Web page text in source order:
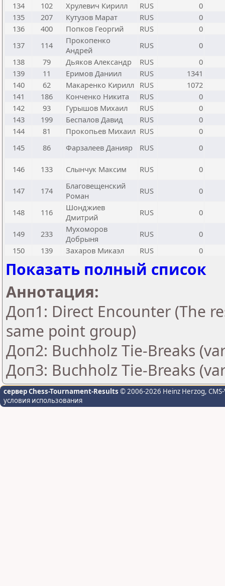
134
102 Хрулевич Кирилл RUS
0
135
207 Кутузов Марат RUS
0
136
400 Попков Георгий RUS
0
137
114
Прокопенко
Андрей
RUS
0
138
79 Дьяков Александр RUS
0
139
11 Еримов Даниил RUS
1341
140
62 Макаренко Кирилл RUS
1072
141
186 Конченко Никита RUS
0
142
93 Гурышов Михаил RUS
0
143
199 Беспалов Давид RUS
0
144
81 Прокопьев Михаил RUS
0
145
86 Фарзалеев Данияр RUS 0
146 133 Слынчук Максим RUS 0
147 174
Благовещенский
Роман
RUS 0
148 116
Шонджиев
Дмитрий
RUS 0
149 233
Мухоморов
Добрыня
RUS
0
150
139 Захаров Микаэл RUS 0
Показать полный список
Аннотация:
Доп1: Direct Encounter (The
same point group)
Доп2: Buchholz Tie-Breaks
Доп3: Buchholz Tie-Breaks
сервер Chess-Tournament-Results © 2006-2026 Heinz Herzog,
условия использования